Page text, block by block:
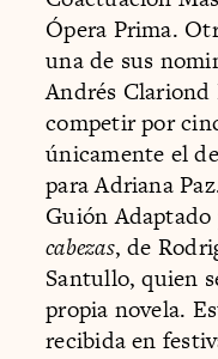
Ópera Prima.
una de sus
Andrés Clariond
competir por
únicamente el
para Adriana
Guión Adaptado
cabezas, de
Santullo, quien
propia novela.
recibida en